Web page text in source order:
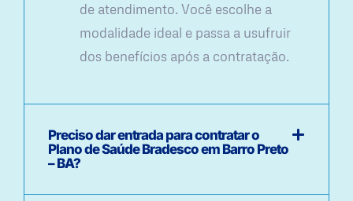
de atendimento. Você escolhe a
modalidade ideal e passa a usufruir
dos benefícios após a contratação.
Preciso dar entrada para contratar o
Plano de Saúde Bradesco em Barro Preto
– BA?